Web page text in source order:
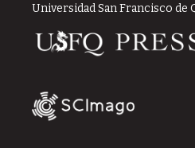
Universidad San Francisco de